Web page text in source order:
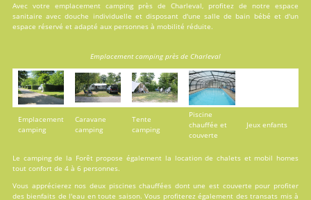
Avec votre emplacement camping près de Charleval, profitez de notre espace
sanitaire avec douche individuelle et disposant d'une salle de bain bébé et d'un
espace réservé et adapté aux personnes à mobilité réduite.
Emplacement camping près de Charleval
Emplacement
camping
Caravane
camping
Tente
camping
Piscine
chauffée et
couverte
Jeux enfants
Le camping de la Forêt propose également la locationde chalets et mobil homes
tout confort de 4 à 6 personnes.
Vous apprécierez nos deux piscineschauffées dont une est couverte pour profiter
des bienfaits de l'eau en toute saison. Vous profiterez également des transats mis à